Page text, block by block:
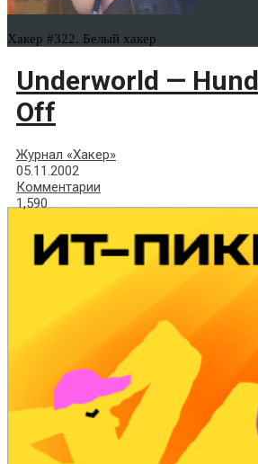
Хакер #322. Белый хакер
Underworld —
Off
Журнал «Хакер»
05.11.2002
Комментарии
1,590